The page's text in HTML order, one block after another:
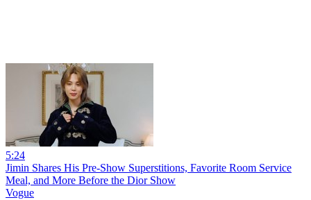
5:24
Jimin Shares His Pre-Show Superstitions, Favorite Room Service
Meal, and More Before the Dior Show
Vogue